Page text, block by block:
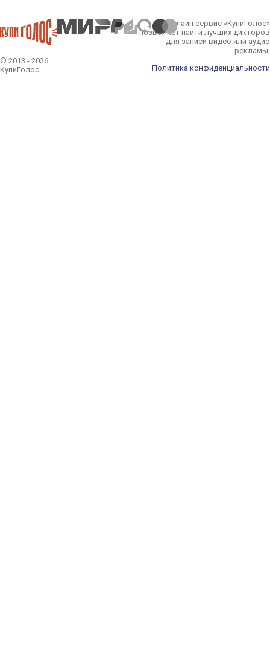
© 2013 - 2026
КупиГолос
Онлайн сервис «КупиГолос»
позволяет найти лучших дикторов
для записи видео или аудио
рекламы.
Политика конфиденциальности